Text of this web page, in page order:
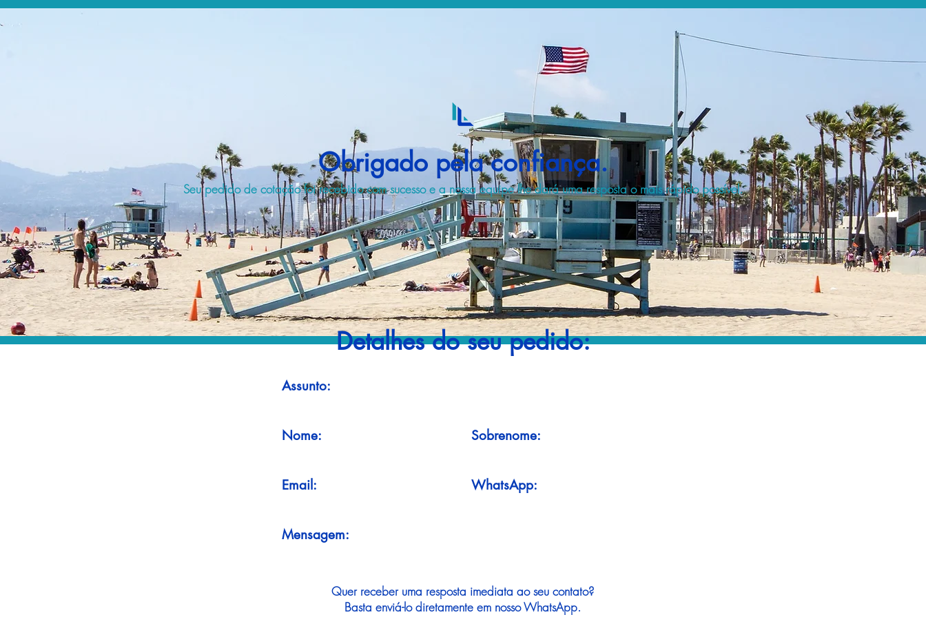
Obrigado pela confiança.
Seu pedido de cotação foi recebido com sucesso e a nossa equipe lhe dará uma resposta o mais rápido possível.
Detalhes do seu pedido:
Assunto:
Nome: Sobrenome:
Email: WhatsApp:
Mensagem:
Quer receber uma resposta imediata ao seu contato?
Basta enviá-lo diretamente em nosso WhatsApp.